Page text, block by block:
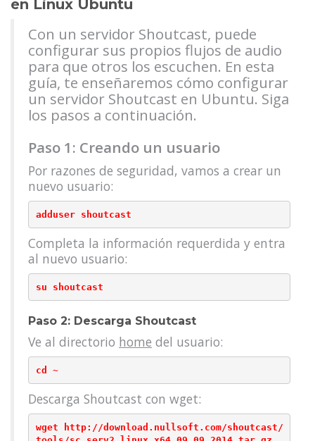
en Linux Ubuntu
Con un servidor Shoutcast, puede
configurar sus propios flujos de audio
para que otros los escuchen. En esta
guía, te enseñaremos cómo configurar
un servidor Shoutcast en Ubuntu. Siga
los pasos a continuación.
Paso 1: Creando un usuario
Por razones de seguridad, vamos a crear un
nuevo usuario:
Completa la información requerdida y entra
al nuevo usuario:
Paso 2: Descarga Shoutcast
Ve al directorio home del usuario:
cd ~
Descarga Shoutcast con wget:
wget http://download.nullsoft.com/shoutcast/